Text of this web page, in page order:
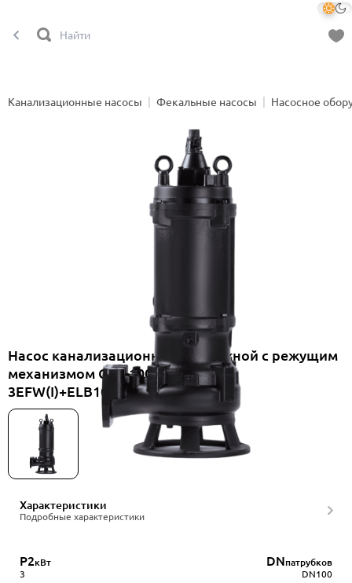
Канализационные насосы Фекальные насосы Насосное
Насос канализационный погружной с режущим
механизмом CNP 100WQ50-10-
3EFW(I)+ELB100WQ
Характеристики
Подробные характеристики
P2кВт
3
DNпатрубков
DN100